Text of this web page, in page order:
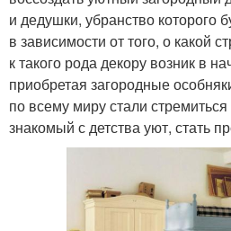
и дедушки, убранство которого
в зависимости от того, о какой
к такого рода декору возник в
приобретая загородные
по всему миру стали
знакомый с детства уют, стать